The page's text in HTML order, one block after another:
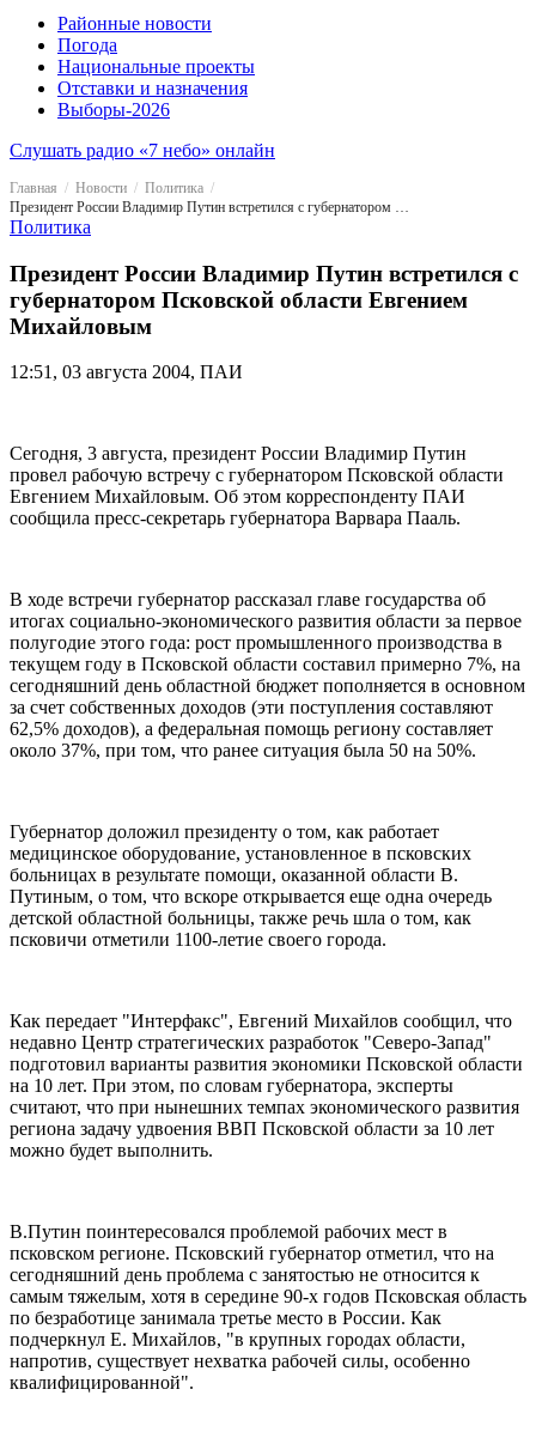
Районные новости
Погода
Национальные проекты
Отставки и назначения
Выборы-2026
Слушать радио «7 небо» онлайн
Главная Новости
Политика
Президент России Владимир Путин встретился с губернатором Псковской области Евгением Михайловым
Политика
Президент России Владимир Путин встретился с
губернатором Псковской области Евгением
Михайловым
12:51, 03 августа 2004, ПАИ
Сегодня, 3 августа, президент России Владимир Путин
провел рабочую встречу с губернатором Псковской области
Евгением Михайловым. Об этом корреспонденту ПАИ
сообщила пресс-секретарь губернатора Варвара Пааль.
В ходе встречи губернатор рассказал главе государства об
итогах социально-экономического развития области за первое
полугодие этого года: рост промышленного производства в
текущем году в Псковской области составил примерно 7%, на
сегодняшний день областной бюджет пополняется в основном
за счет собственных доходов (эти поступления составляют
62,5% доходов), а федеральная помощь региону составляет
около 37%, при том, что ранее ситуация была 50 на 50%.
Губернатор доложил президенту о том, как работает
медицинское оборудование, установленное в псковских
больницах в результате помощи, оказанной области В.
Путиным, о том, что вскоре открывается еще одна очередь
детской областной больницы, также речь шла о том, как
псковичи отметили 1100-летие своего города.
Как передает "Интерфакс", Евгений Михайлов сообщил, что
недавно Центр стратегических разработок "Северо-Запад"
подготовил варианты развития экономики Псковской области
на 10 лет. При этом, по словам губернатора, эксперты
считают, что при нынешних темпах экономического развития
региона задачу удвоения ВВП Псковской области за 10 лет
можно будет выполнить.
В.Путин поинтересовался проблемой рабочих мест в
псковском регионе. Псковский губернатор отметил, что на
сегодняшний день проблема с занятостью не относится к
самым тяжелым, хотя в середине 90-х годов Псковская область
по безработице занимала третье место в России. Как
подчеркнул Е. Михайлов, "в крупных городах области,
напротив, существует нехватка рабочей силы, особенно
квалифицированной".